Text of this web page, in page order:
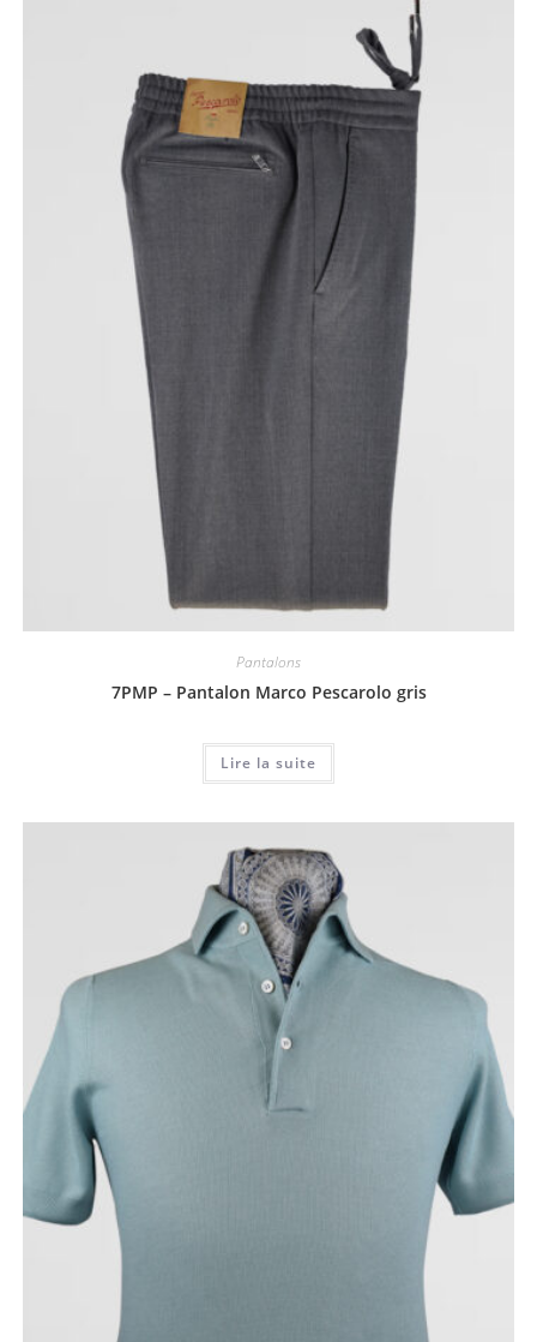
Pantalons
7PMP – Pantalon Marco Pescarolo gris
Lire la suite